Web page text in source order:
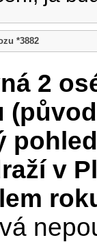
*3882
2
v